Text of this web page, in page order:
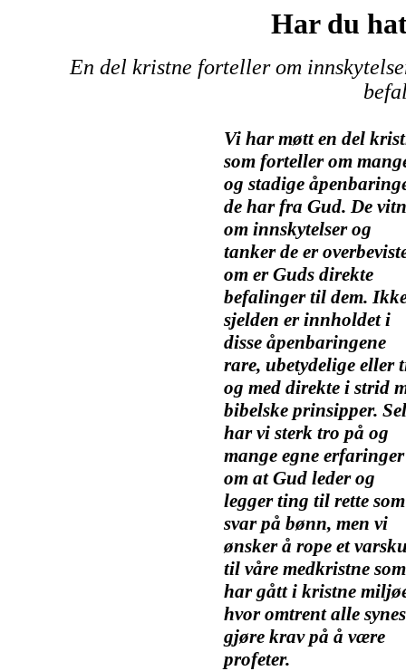
Har du
En del kristne forteller om
Vi har møtt en del
som forteller om
og stadige
de har fra Gud. De
om innskytelser og
tanker de er
om er Guds direkte
befalinger til dem.
sjelden er innholdet i
disse åpenbaringene
rare, ubetydelige eller
og med direkte i strid
bibelske prinsipper.
har vi sterk tro på og
mange egne erfaringer
om at Gud leder og
legger ting til rette som
svar på bønn, men vi
ønsker å rope et
til våre medkristne som
har gått i kristne
hvor omtrent alle
gjøre krav på å være
profeter.